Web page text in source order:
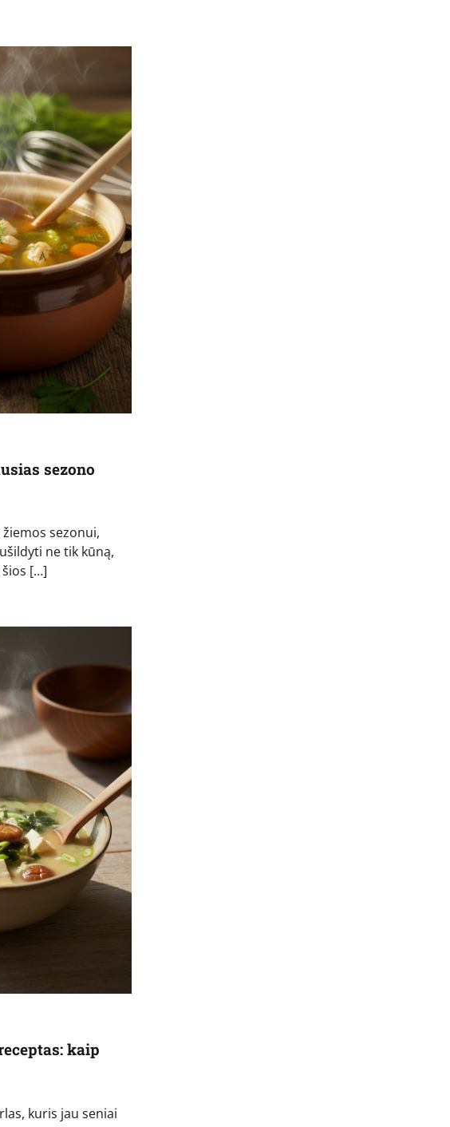
sezono
sezonui,
ne tik kūną,
[…]
kaip
kuris jau seniai